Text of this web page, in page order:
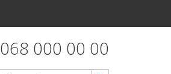
068 000 00 00